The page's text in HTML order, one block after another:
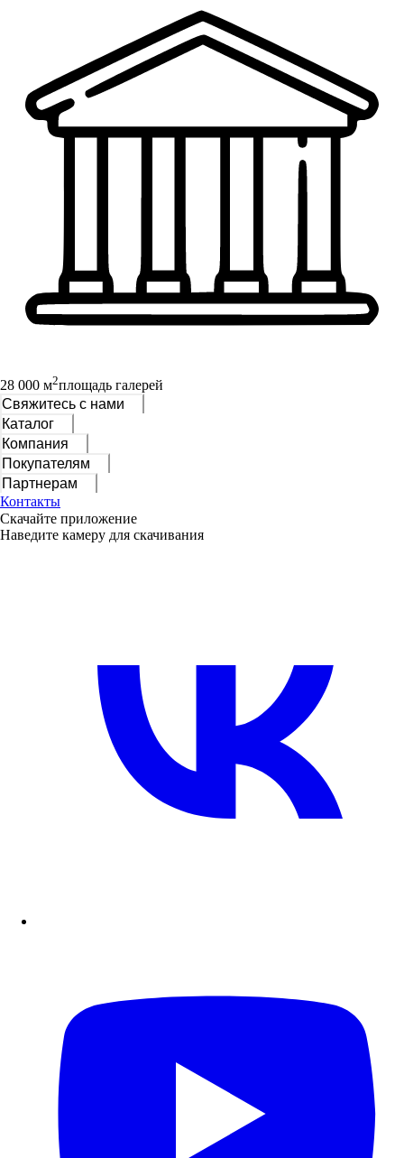
28 000 м2площадь галерей
Свяжитесь с нами
Каталог
Компания
Покупателям
Партнерам
Контакты
Скачайте приложение
Наведите камеру для скачивания